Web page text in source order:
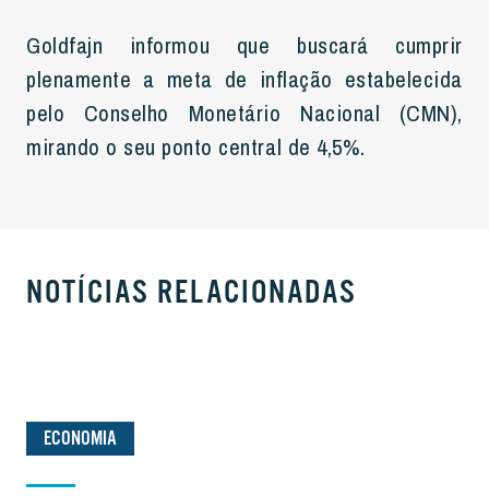
Goldfajn informou que buscará cumprir
plenamente a meta de inflação estabelecida
pelo Conselho Monetário Nacional (CMN),
mirando o seu ponto central de 4,5%.
NOTÍCIAS RELACIONADAS
ECONOMIA